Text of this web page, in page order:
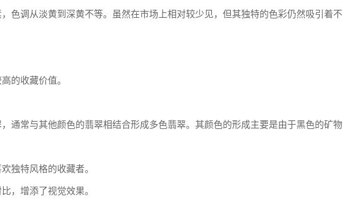
色调从淡黄到深黄不等。虽然在市场上相对较少见，但其独特的色彩仍然吸引着不
的收藏价值。
通常与其他颜色的翡翠相结合形成多色翡翠。其颜色的形成主要是由于黑色的矿物
独特风格的收藏者。
，增添了视觉效果。